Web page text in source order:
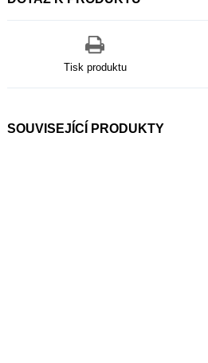
Tisk produktu
SOUVISEJÍCÍ PRODUKTY